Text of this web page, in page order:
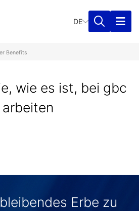
DE
Benefits
wie es ist, bei gbc
Erbe zu